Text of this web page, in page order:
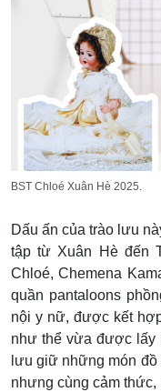
BST Chloé Xuân Hè 2025.
Dấu ấn của trào lưu
tập từ Xuân Hè đến
Chloé, Chemena
quần pantaloons
nội y nữ, được kết
như thể vừa được lấy
lưu giữ những món
nhưng cùng cảm thức,